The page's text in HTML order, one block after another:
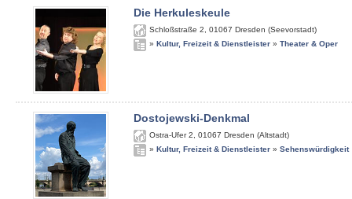
Die Herkuleskeule
Schloßstraße 2 01067 Dresden (Seevorstadt)
» Kultur, Freizeit & Dienstleister » Theater & Oper
Dostojewski-Denkmal
Ostra-Ufer 2 01067 Dresden (Altstadt)
» Kultur, Freizeit & Dienstleister » Sehenswürdigkeit